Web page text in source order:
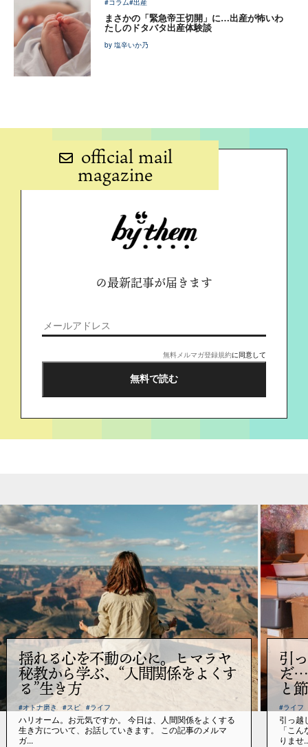
#コラム#出産
まさかの「緊急帝王切開」に…出産が怖いわ
たしのドタバタ出産体験談
by 塩辛いか乃
official mail
magazine
の最新記事が届きます
無料メルマガ登録規約に同意して
揺れる心を不動の心に。ヒマラヤ
秘教から学ぶ、“人間関係をよくす
る”生き方
#オトナ磨き #スピ #ライフ
ハリオーム。お元気ですか。 今日は、人間関係をよくする
生き方について、お話していきます。 この記事のメルマ
ガ...
引
だ…
と
#ライフ
引っ越
「こ
りませ